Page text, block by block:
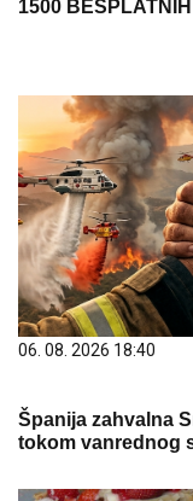
1500
06. 08. 2026 18:40
Španija zahvalna
tokom vanrednog